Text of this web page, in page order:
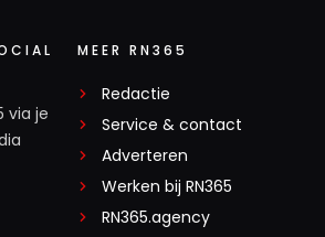
die klo…. C&A bederft echt mijn plezier
Redactie kun je daar iets aan doen?
via je
MEER RN365
Redactie
Service & contact
Adverteren
Werken bij RN365
RN365.agency